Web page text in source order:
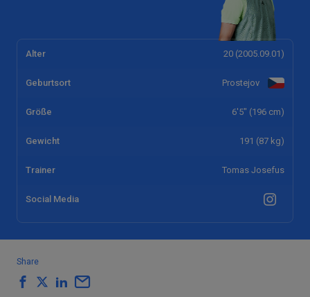
Alter 20 (2005.09.01)
Geburtsort Prostejov
Größe 6'5" (196 cm)
Gewicht 191 (87 kg)
Trainer Tomas Josefus
Social Media
Share